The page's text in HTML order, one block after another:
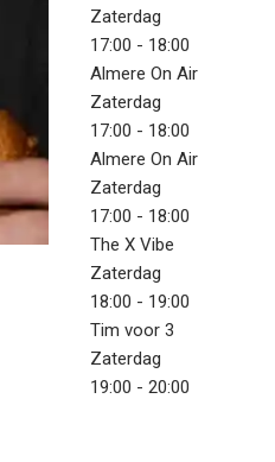
Zaterdag
17:00 - 18:00
Almere On Air
Zaterdag
17:00 - 18:00
Almere On Air
Zaterdag
17:00 - 18:00
The X Vibe
Zaterdag
18:00 - 19:00
Tim voor 3
Zaterdag
19:00 - 20:00